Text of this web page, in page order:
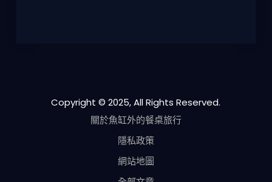
Copyright © 2025, All Rights Reserved.
關於魚缸外的餐桌旅行
隱私政策
網站地圖